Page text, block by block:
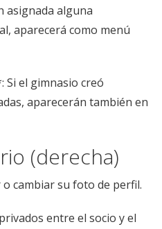
asignada alguna
aparecerá como menú
Si el gimnasio creó
aparecerán también en
(derecha)
o cambiar su foto de perfil.
entre el socio y el